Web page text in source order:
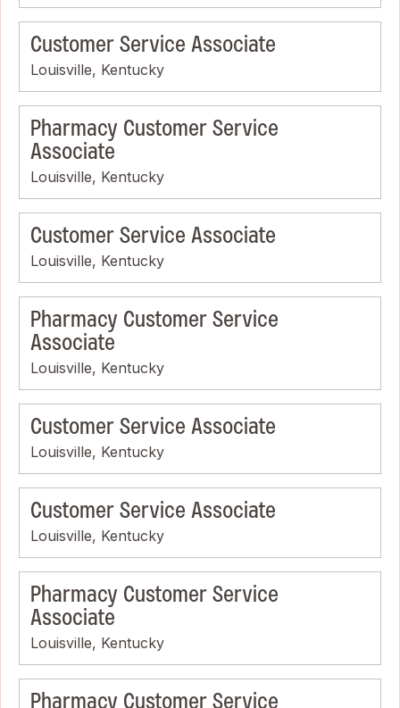
Customer Service Associate
Louisville, Kentucky
Pharmacy Customer Service
Associate
Louisville, Kentucky
Customer Service Associate
Louisville, Kentucky
Pharmacy Customer Service
Associate
Louisville, Kentucky
Customer Service Associate
Louisville, Kentucky
Customer Service Associate
Louisville, Kentucky
Pharmacy Customer Service
Associate
Louisville, Kentucky
Pharmacy Customer Service